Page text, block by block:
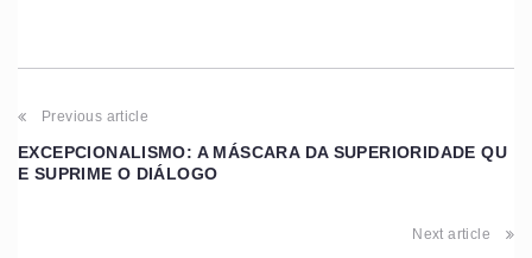
Previous article
EXCEPCIONALISMO: A MÁSCARA DA SUPERIORIDADE QU
E SUPRIME O DIÁLOGO
Next article